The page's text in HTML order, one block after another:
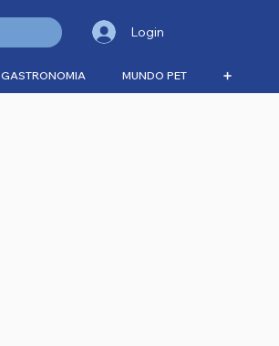
Login
GASTRONOMIA MUNDO PET ➕